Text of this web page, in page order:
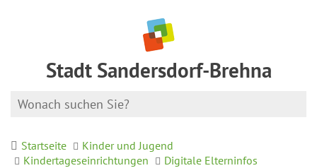
Stadt Sandersdorf-Brehna
Startseite
Kinder und Jugend
Kindertageseinrichtungen
Digitale Elterninfos